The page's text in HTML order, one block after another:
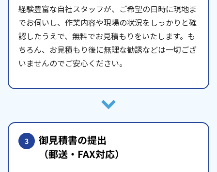
経験豊富な自社スタッフが、ご希望の日時に現地ま
でお伺いし、作業内容や現場の状況をしっかりと確
認したうえで、無料でお見積もりをいたします。も
ちろん、お見積もり後に無理な勧誘などは一切ござ
いませんのでご安心ください。
3 御見積書の提出
（郵送・FAX対応）